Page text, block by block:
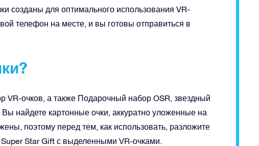
созданы для оптимального использования VR-
телефон на месте, и вы готовы отправиться в
VR-очков, а также Подарочный набор OSR, звездный
найдете картонные очки, аккуратно уложенные на
поэтому перед тем, как использовать, разложите
Star Gift с выделенными VR-очками.